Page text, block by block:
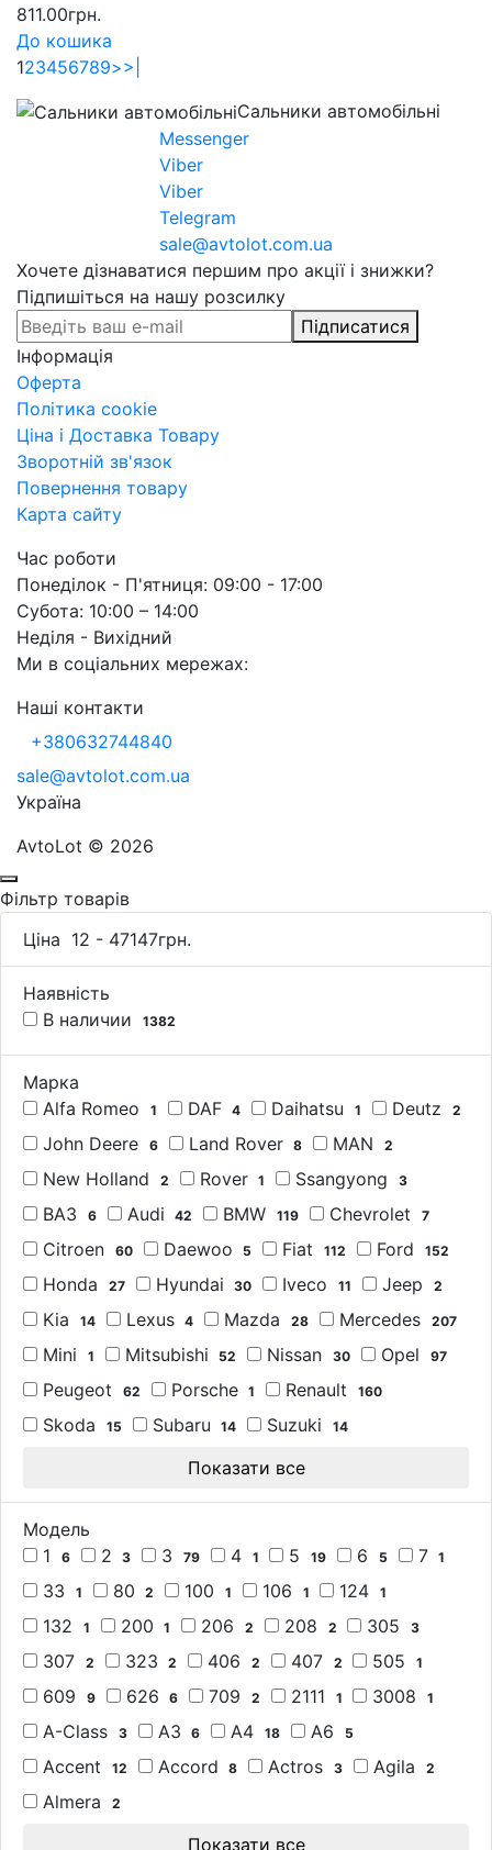
811.00грн.
До кошика
123456789>>|
Сальники автомобільні
Messenger
Viber
Viber
Telegram
sale@avtolot.com.ua
Хочете дізнаватися першим про акції і знижки?
Підпишіться на нашу розсилку
Підписатися
Інформація
Оферта
Політика cookie
Ціна і Доставка Товару
Зворотній зв'язок
Повернення товару
Карта сайту
Час роботи
Понеділок - П'ятниця: 09:00 - 17:00
Субота: 10:00 – 14:00
Неділя - Вихідний
Ми в соціальних мережах:
Наші контакти
+380632744840
sale@avtolot.com.ua
Українa
AvtoLot © 2026
Фільтр товарів
Ціна 12 - 47147грн.
Наявність
В наличии
1382
Марка
Alfa Romeo
1 DAF 4 Daihatsu 1 Deutz 2
John Deere 6 Land Rover 8 MAN 2
New Holland 2 Rover 1 Ssangyong 3
ВАЗ 6 Audi 42 BMW 119 Chevrolet 7
Citroen 60 Daewoo 5 Fiat 112 Ford 152
Honda 27 Hyundai 30 Iveco 11 Jeep 2
Kia 14 Lexus 4 Mazda 28 Mercedes 207
Mini 1 Mitsubishi 52 Nissan 30 Opel 97
Peugeot 62 Porsche 1 Renault 160
Skoda 15 Subaru 14 Suzuki 14
Показати все
Модель
1
6 2 3 3 79 4 1 5 19 6 5 7 1
33 1 80 2 100 1 106 1 124 1
132 1 200 1 206 2 208 2 305 3
307 2 323 2 406 2 407 2 505 1
609 9 626 6 709 2 2111 1 3008 1
A-Class 3 A3 6 A4 18 A6 5
Accent 12 Accord 8 Actros 3 Agila 2
Almera 2
Показати все